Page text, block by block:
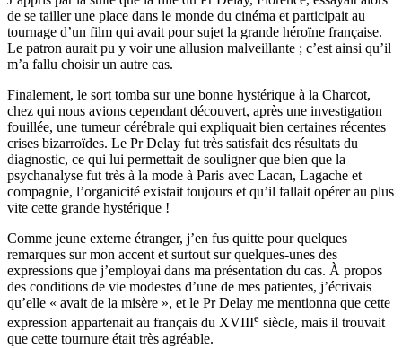
de se tailler une place dans le monde du cinéma et participait au
tournage d’un film qui avait pour sujet la grande héroïne française.
Le patron aurait pu y voir une allusion malveillante ; c’est ainsi qu’il
m’a fallu choisir un autre cas.
Finalement, le sort tomba sur une bonne hystérique à la Charcot,
chez qui nous avions cependant découvert, après une investigation
fouillée, une tumeur cérébrale qui expliquait bien certaines récentes
crises bizarroïdes. Le Pr Delay fut très satisfait des résultats du
diagnostic, ce qui lui permettait de souligner que bien que la
psychanalyse fut très à la mode à Paris avec Lacan, Lagache et
compagnie, l’organicité existait toujours et qu’il fallait opérer au plus
vite cette grande hystérique !
Comme jeune externe étranger, j’en fus quitte pour quelques
remarques sur mon accent et surtout sur quelques-unes des
expressions que j’employai dans ma présentation du cas. À propos
des conditions de vie modestes d’une de mes patientes, j’écrivais
qu’elle « avait de la misère », et le Pr Delay me mentionna que cette
expression appartenait au français du XVIIIe siècle, mais il trouvait
que cette tournure était très agréable.